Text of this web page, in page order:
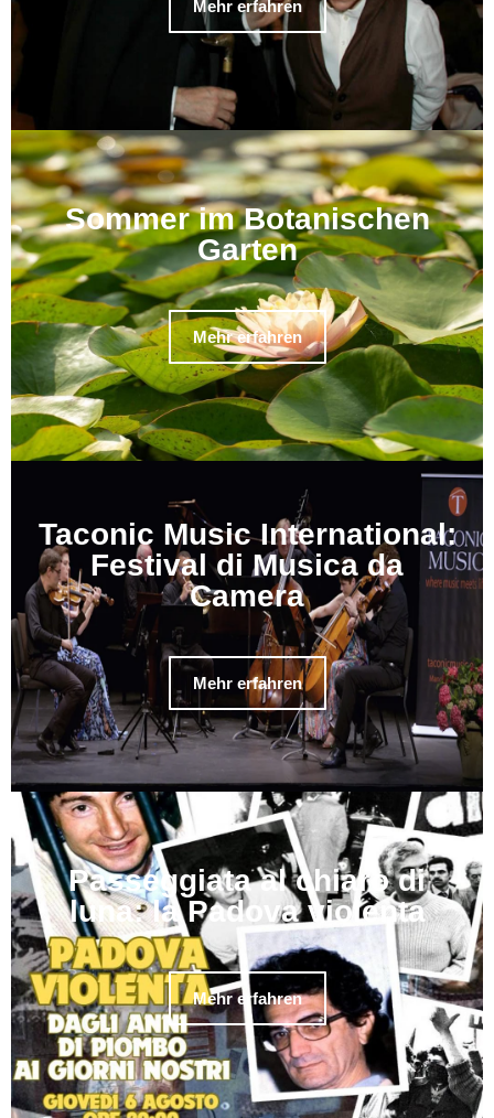
Mehr erfahren
Sommer im Botanischen
Garten
Mehr erfahren
Taconic Music International:
Festival di Musica da
Camera
Mehr erfahren
Passeggiata al chiaro di
luna: la Padova violenta
Mehr erfahren